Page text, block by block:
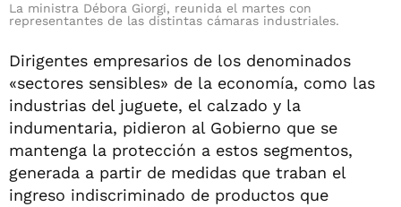
La ministra Débora Giorgi, reunida el martes con
representantes de las distintas cámaras industriales.
Dirigentes empresarios de los denominados
«sectores sensibles» de la economía, como las
industrias del juguete, el calzado y la
indumentaria, pidieron al Gobierno que se
mantenga la protección a estos segmentos,
generada a partir de medidas que traban el
ingreso indiscriminado de productos que